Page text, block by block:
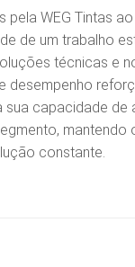
pela WEG Tintas
de um trabalho
técnicas e
desempenho
sua capacidade de
mantendo
constante.